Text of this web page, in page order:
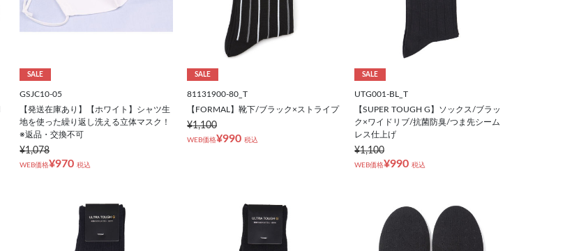
SALE
GSJC10-05
【発送在庫あり】【ホワイト】シャツ生
地を使った繰り返し洗える立体マスク！
※返品・交換不可
¥1,078
WEB価格¥970 税込
SALE
81131900-80_T
【FORMAL】靴下/ブラック×ストライプ
¥1,100
WEB価格¥990 税込
SALE
UTG001-BL_T
【SUPER TOUGH G】ソックス/ブラッ
ク×ワイドリブ/抗菌防臭/つま先シーム
レス仕上げ
¥1,100
WEB価格¥990 税込